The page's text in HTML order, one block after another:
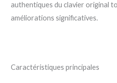
authentiques du clavier original
améliorations significatives.
Caractéristiques principales